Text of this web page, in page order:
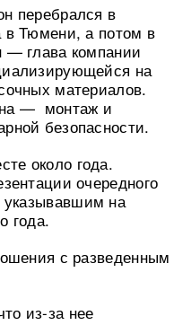
перебрался в
в Тюмени, а потом в
глава компании
на
материалов.
— монтаж и
безопасности.
около года.
очередного
указывавшим на
года.
с разведенным
из-за нее